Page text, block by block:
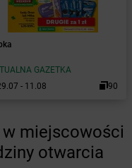
GAZETKA
- 11.08
90
w miejscowości
otwarcia